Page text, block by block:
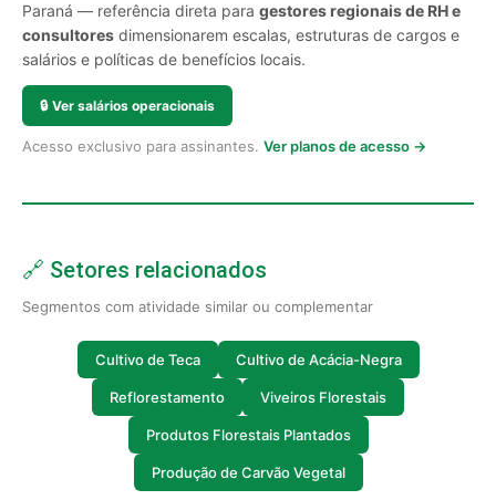
Paraná — referência direta para gestores regionais de RH e
consultores dimensionarem escalas, estruturas de cargos e
salários e políticas de benefícios locais.
🔒 Ver salários operacionais
Acesso exclusivo para assinantes. Ver planos de acesso →
🔗 Setores relacionados
Segmentos com atividade similar ou complementar
Cultivo de Teca Cultivo de Acácia-Negra
Reflorestamento Viveiros Florestais
Produtos Florestais Plantados
Produção de Carvão Vegetal